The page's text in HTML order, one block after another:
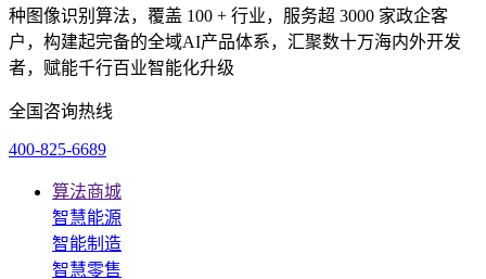
种图像识别算法，覆盖 100 + 行业，服务超 3000 家政企客
户，构建起完备的全域AI产品体系，汇聚数十万海内外开发
者，赋能千行百业智能化升级
全国咨询热线
400-825-6689
算法商城
智慧能源
智能制造
智慧零售